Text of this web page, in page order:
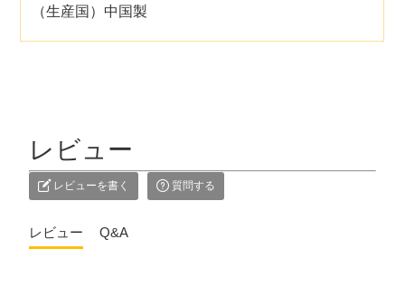
（生産国）中国製
レビュー
レビューを書く 質問する
レビュー Q&A